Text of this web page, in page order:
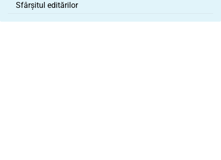
Sfârșitul editărilor